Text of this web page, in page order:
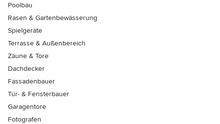
Poolbau
Rasen & Gartenbewässerung
Spielgeräte
Terrasse & Außenbereich
Zäune & Tore
Dachdecker
Fassadenbauer
Tür- & Fensterbauer
Garagentore
Fotografen